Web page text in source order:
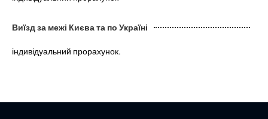
Виїзд за межі Києва та по Україні
індивідуальний прорахунок.